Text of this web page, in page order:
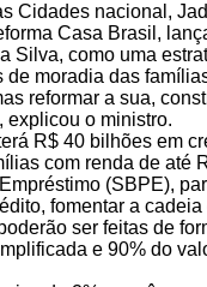
Cidades nacional,
Casa Brasil,
Silva, como uma
de moradia das
reformar a sua,
explicou o ministro.
R$ 40 bilhões em
com renda de até
(SBPE),
fomentar a
ser feitas de
e 90% do